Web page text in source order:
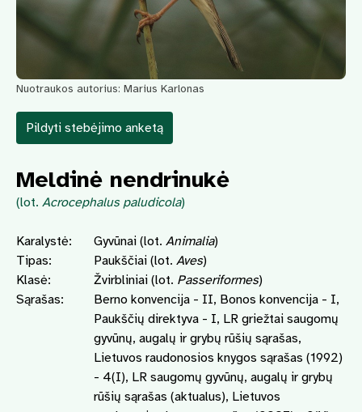
Nuotraukos autorius: Marius Karlonas
Pildyti stebėjimo anketą
Meldinė nendrinukė
(lot. Acrocephalus paludicola)
Karalystė: Gyvūnai (lot. Animalia)
Tipas:
Paukščiai (lot. Aves)
Klasė:
Žvirbliniai (lot. Passeriformes)
Sąrašas:
Berno konvencija - II, Bonos konvencija - I,
Paukščių direktyva - I, LR griežtai saugomų
gyvūnų, augalų ir grybų rūšių sąrašas,
Lietuvos raudonosios knygos sąrašas (1992)
- 4(I), LR saugomų gyvūnų, augalų ir grybų
rūšių sąrašas (aktualus), Lietuvos